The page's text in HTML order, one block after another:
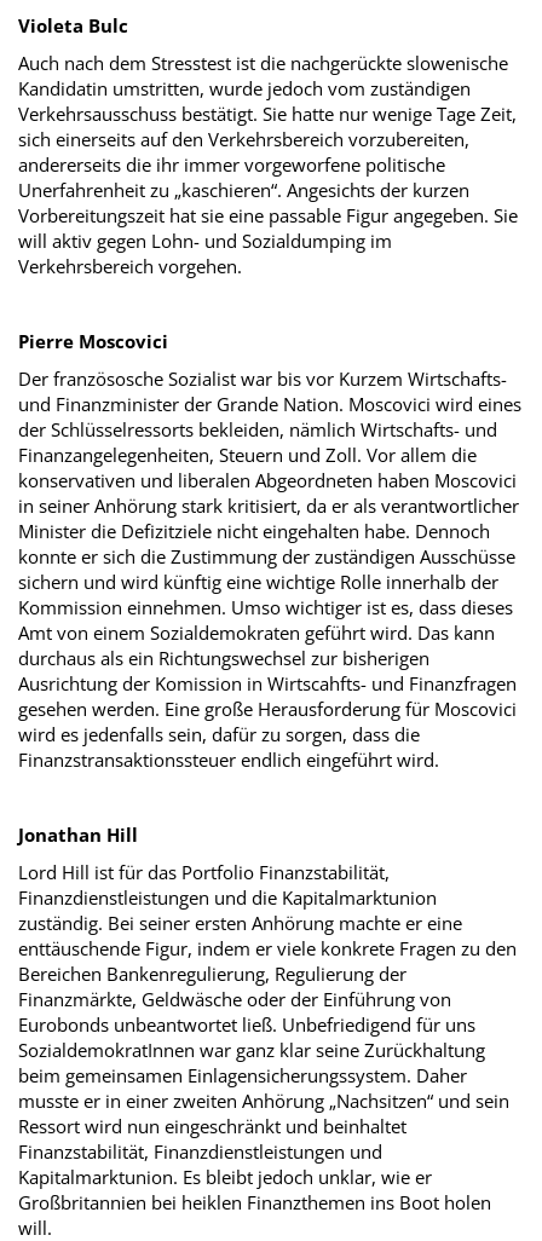
Violeta Bulc
Auch nach dem Stresstest ist die nachgerückte slowenische
Kandidatin umstritten, wurde jedoch vom zuständigen
Verkehrsausschuss bestätigt. Sie hatte nur wenige Tage Zeit,
sich einerseits auf den Verkehrsbereich vorzubereiten,
andererseits die ihr immer vorgeworfene politische
Unerfahrenheit zu „kaschieren“. Angesichts der kurzen
Vorbereitungszeit hat sie eine passable Figur angegeben. Sie
will aktiv gegen Lohn- und Sozialdumping im
Verkehrsbereich vorgehen.
Pierre Moscovici
Der französosche Sozialist war bis vor Kurzem Wirtschafts-
und Finanzminister der Grande Nation. Moscovici wird eines
der Schlüsselressorts bekleiden, nämlich Wirtschafts- und
Finanzangelegenheiten, Steuern und Zoll. Vor allem die
konservativen und liberalen Abgeordneten haben Moscovici
in seiner Anhörung stark kritisiert, da er als verantwortlicher
Minister die Defizitziele nicht eingehalten habe. Dennoch
konnte er sich die Zustimmung der zuständigen Ausschüsse
sichern und wird künftig eine wichtige Rolle innerhalb der
Kommission einnehmen. Umso wichtiger ist es, dass dieses
Amt von einem Sozialdemokraten geführt wird. Das kann
durchaus als ein Richtungswechsel zur bisherigen
Ausrichtung der Komission in Wirtscahfts- und Finanzfragen
gesehen werden. Eine große Herausforderung für Moscovici
wird es jedenfalls sein, dafür zu sorgen, dass die
Finanzstransaktionssteuer endlich eingeführt wird.
Jonathan Hill
Lord Hill ist für das Portfolio Finanzstabilität,
Finanzdienstleistungen und die Kapitalmarktunion
zuständig. Bei seiner ersten Anhörung machte er eine
enttäuschende Figur, indem er viele konkrete Fragen zu den
Bereichen Bankenregulierung, Regulierung der
Finanzmärkte, Geldwäsche oder der Einführung von
Eurobonds unbeantwortet ließ. Unbefriedigend für uns
SozialdemokratInnen war ganz klar seine Zurückhaltung
beim gemeinsamen Einlagensicherungssystem. Daher
musste er in einer zweiten Anhörung „Nachsitzen“ und sein
Ressort wird nun eingeschränkt und beinhaltet
Finanzstabilität, Finanzdienstleistungen und
Kapitalmarktunion. Es bleibt jedoch unklar, wie er
Großbritannien bei heiklen Finanzthemen ins Boot holen
will.